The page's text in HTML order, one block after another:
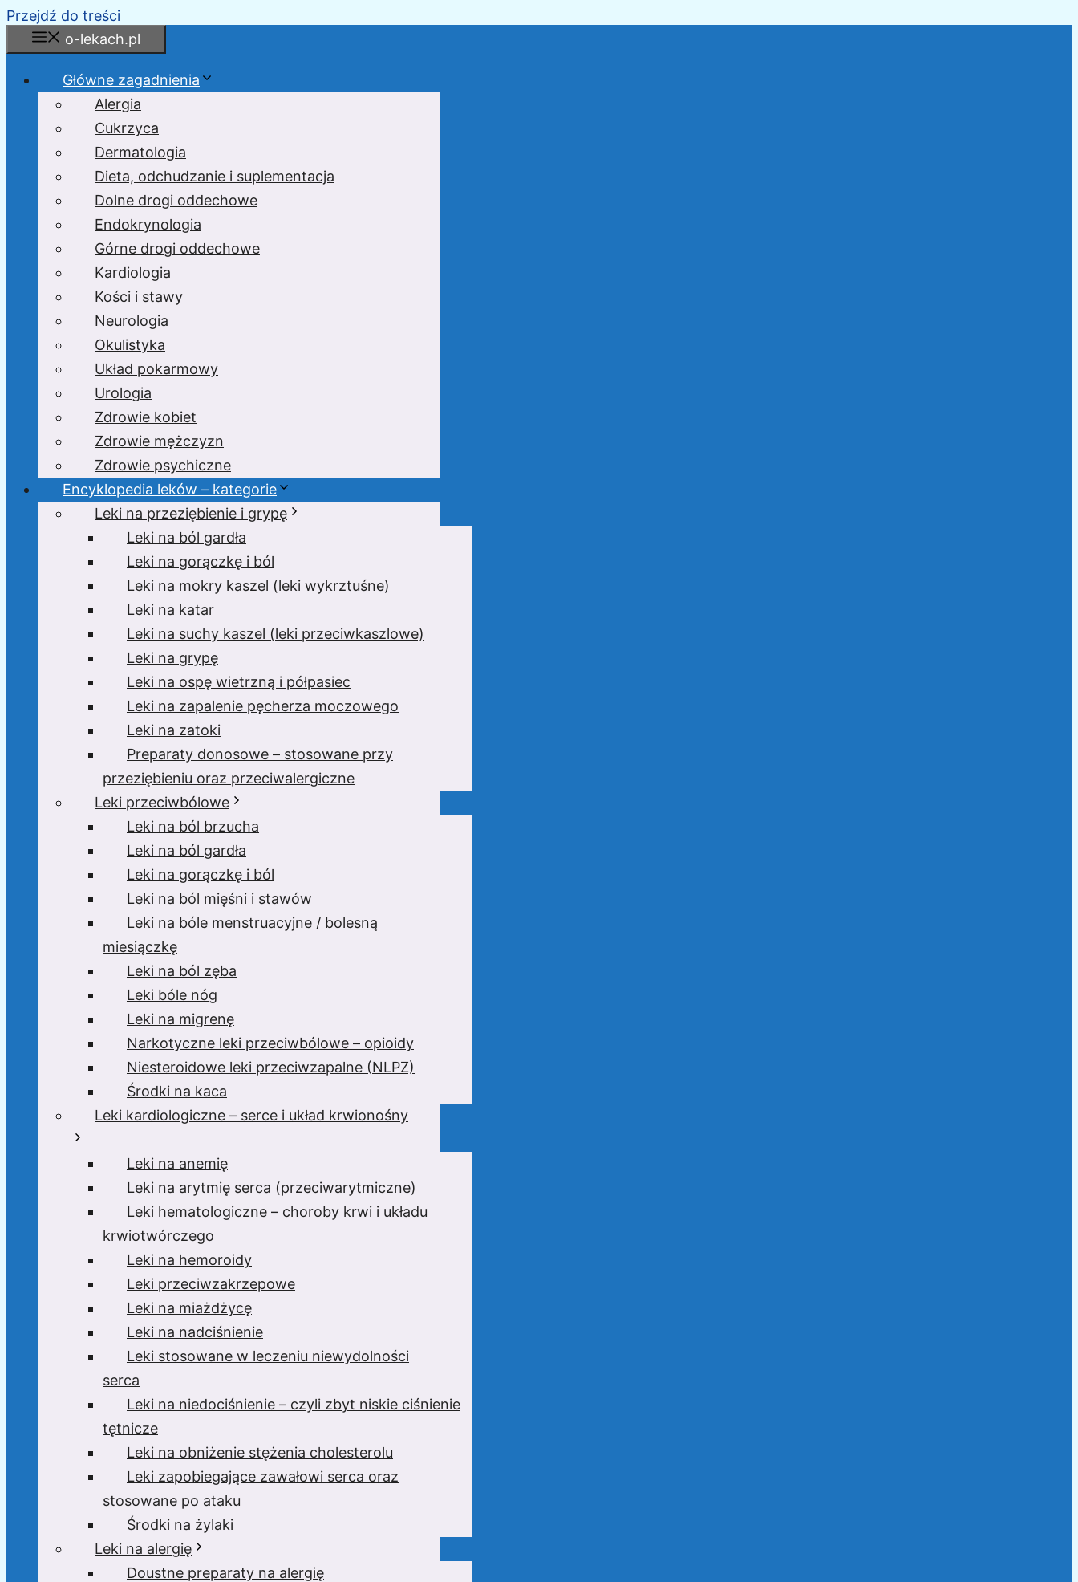
Przejdź do treści
o-lekach.pl
Główne zagadnienia
Alergia
Cukrzyca
Dermatologia
Dieta, odchudzanie i suplementacja
Dolne drogi oddechowe
Endokrynologia
Górne drogi oddechowe
Kardiologia
Kości i stawy
Neurologia
Okulistyka
Układ pokarmowy
Urologia
Zdrowie kobiet
Zdrowie mężczyzn
Zdrowie psychiczne
Encyklopedia leków – kategorie
Leki na przeziębienie i grypę
Leki na ból gardła
Leki na gorączkę i ból
Leki na mokry kaszel (leki wykrztuśne)
Leki na katar
Leki na suchy kaszel (leki przeciwkaszlowe)
Leki na grypę
Leki na ospę wietrzną i półpasiec
Leki na zapalenie pęcherza moczowego
Leki na zatoki
Preparaty donosowe – stosowane przy
przeziębieniu oraz przeciwalergiczne
Leki przeciwbólowe
Leki na ból brzucha
Leki na ból gardła
Leki na gorączkę i ból
Leki na ból mięśni i stawów
Leki na bóle menstruacyjne / bolesną
miesiączkę
Leki na ból zęba
Leki bóle nóg
Leki na migrenę
Narkotyczne leki przeciwbólowe – opioidy
Niesteroidowe leki przeciwzapalne (NLPZ)
Środki na kaca
Leki kardiologiczne – serce i układ krwionośny
Leki na anemię
Leki na arytmię serca (przeciwarytmiczne)
Leki hematologiczne – choroby krwi i układu
krwiotwórczego
Leki na hemoroidy
Leki przeciwzakrzepowe
Leki na miażdżycę
Leki na nadciśnienie
Leki stosowane w leczeniu niewydolności
serca
Leki na niedociśnienie – czyli zbyt niskie ciśnienie
tętnicze
Leki na obniżenie stężenia cholesterolu
Leki zapobiegające zawałowi serca oraz
stosowane po ataku
Środki na żylaki
Leki na alergię
Doustne preparaty na alergię